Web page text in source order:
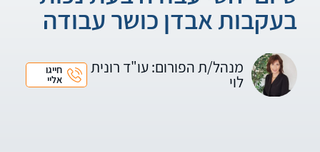
בעקבות אבדן כושר עבודה
מנהל/ת הפורום: עו"ד רונית
לוי
חייגו
אליי